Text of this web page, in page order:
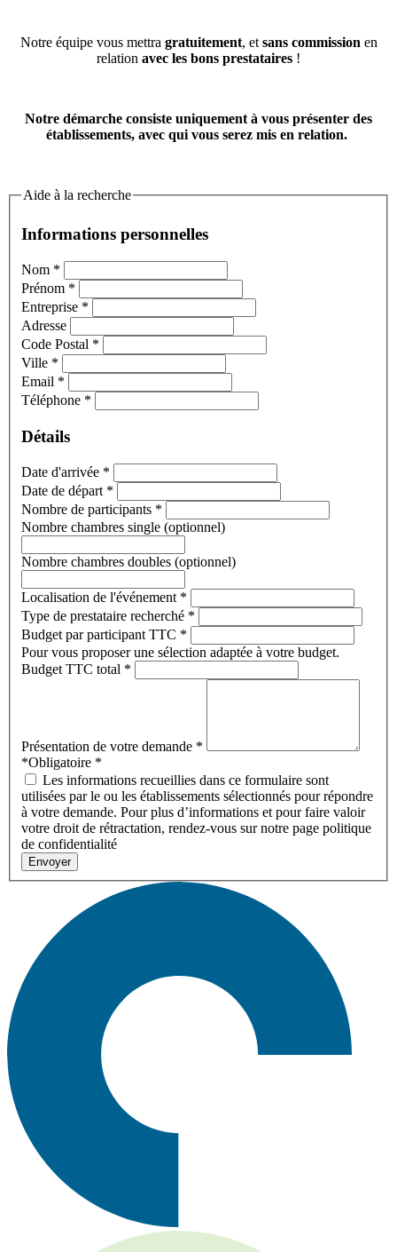
Notre équipe vous mettra gratuitement, et sans commission en
relation avec les bons prestataires !
Notre démarche consiste uniquement à vous présenter des
établissements, avec qui vous serez mis en relation.
Aide à la recherche
Informations personnelles
Nom *
Prénom *
Entreprise *
Adresse
Code Postal *
Ville *
Email *
Téléphone *
Détails
Date d'arrivée *
Date de départ *
Nombre de participants *
Nombre chambres single (optionnel)
Nombre chambres doubles (optionnel)
Localisation de l'événement *
Type de prestataire recherché *
Budget par participant TTC *
Pour vous proposer une sélection adaptée à votre budget.
Budget TTC total *
Présentation de votre demande *
*Obligatoire *
Les informations recueillies dans ce formulaire sont
utilisées par le ou les établissements sélectionnés pour répondre
à votre demande. Pour plus d’informations et pour faire valoir
votre droit de rétractation, rendez-vous sur notre page politique
de confidentialité
Envoyer